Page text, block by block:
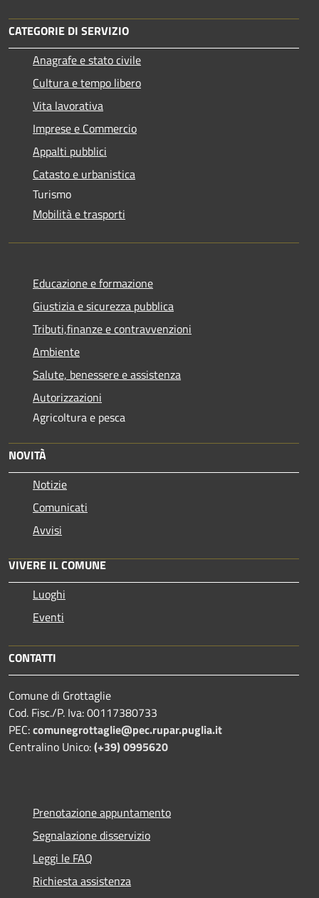
CATEGORIE DI SERVIZIO
Anagrafe e stato civile
Cultura e tempo libero
Vita lavorativa
Imprese e Commercio
Appalti pubblici
Catasto e urbanistica
Turismo
Mobilità e trasporti
Educazione e formazione
Giustizia e sicurezza pubblica
Tributi,finanze e contravvenzioni
Ambiente
Salute, benessere e assistenza
Autorizzazioni
Agricoltura e pesca
NOVITÀ
Notizie
Comunicati
Avvisi
VIVERE IL COMUNE
Luoghi
Eventi
CONTATTI
Comune di Grottaglie
Cod. Fisc./P. Iva: 00117380733
PEC:comunegrottaglie@pec.rupar.puglia.it
Centralino Unico:(+39) 0995620
Prenotazione appuntamento
Segnalazione disservizio
Leggi le FAQ
Richiesta assistenza